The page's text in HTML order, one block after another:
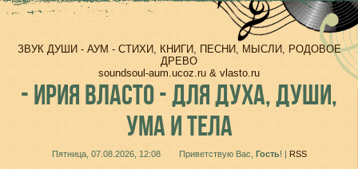
ЗВУК ДУШИ - АУМ - СТИХИ, КНИГИ, ПЕСНИ, МЫСЛИ, РОДОВОЕ
ДРЕВО
soundsoul-aum.ucoz.ru & vlasto.ru
-ИРИЯ ВЛАСТО - ДЛЯ ДУХА, ДУШИ,
УМА И ТЕЛА
Пятница, 07.08.2026, 12:08 Приветствую Вас Гость!| RSS